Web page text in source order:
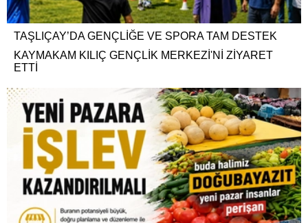
TAŞLIÇAY’DA GENÇLİĞE VE SPORA TAM DESTEK
KAYMAKAM KILIÇ GENÇLİK MERKEZİ'Nİ ZİYARET
ETTİ